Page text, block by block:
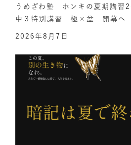
うめざわ塾 ホンキの夏期講
中３特別講習 極×盆 開幕へ
2026年8月7日